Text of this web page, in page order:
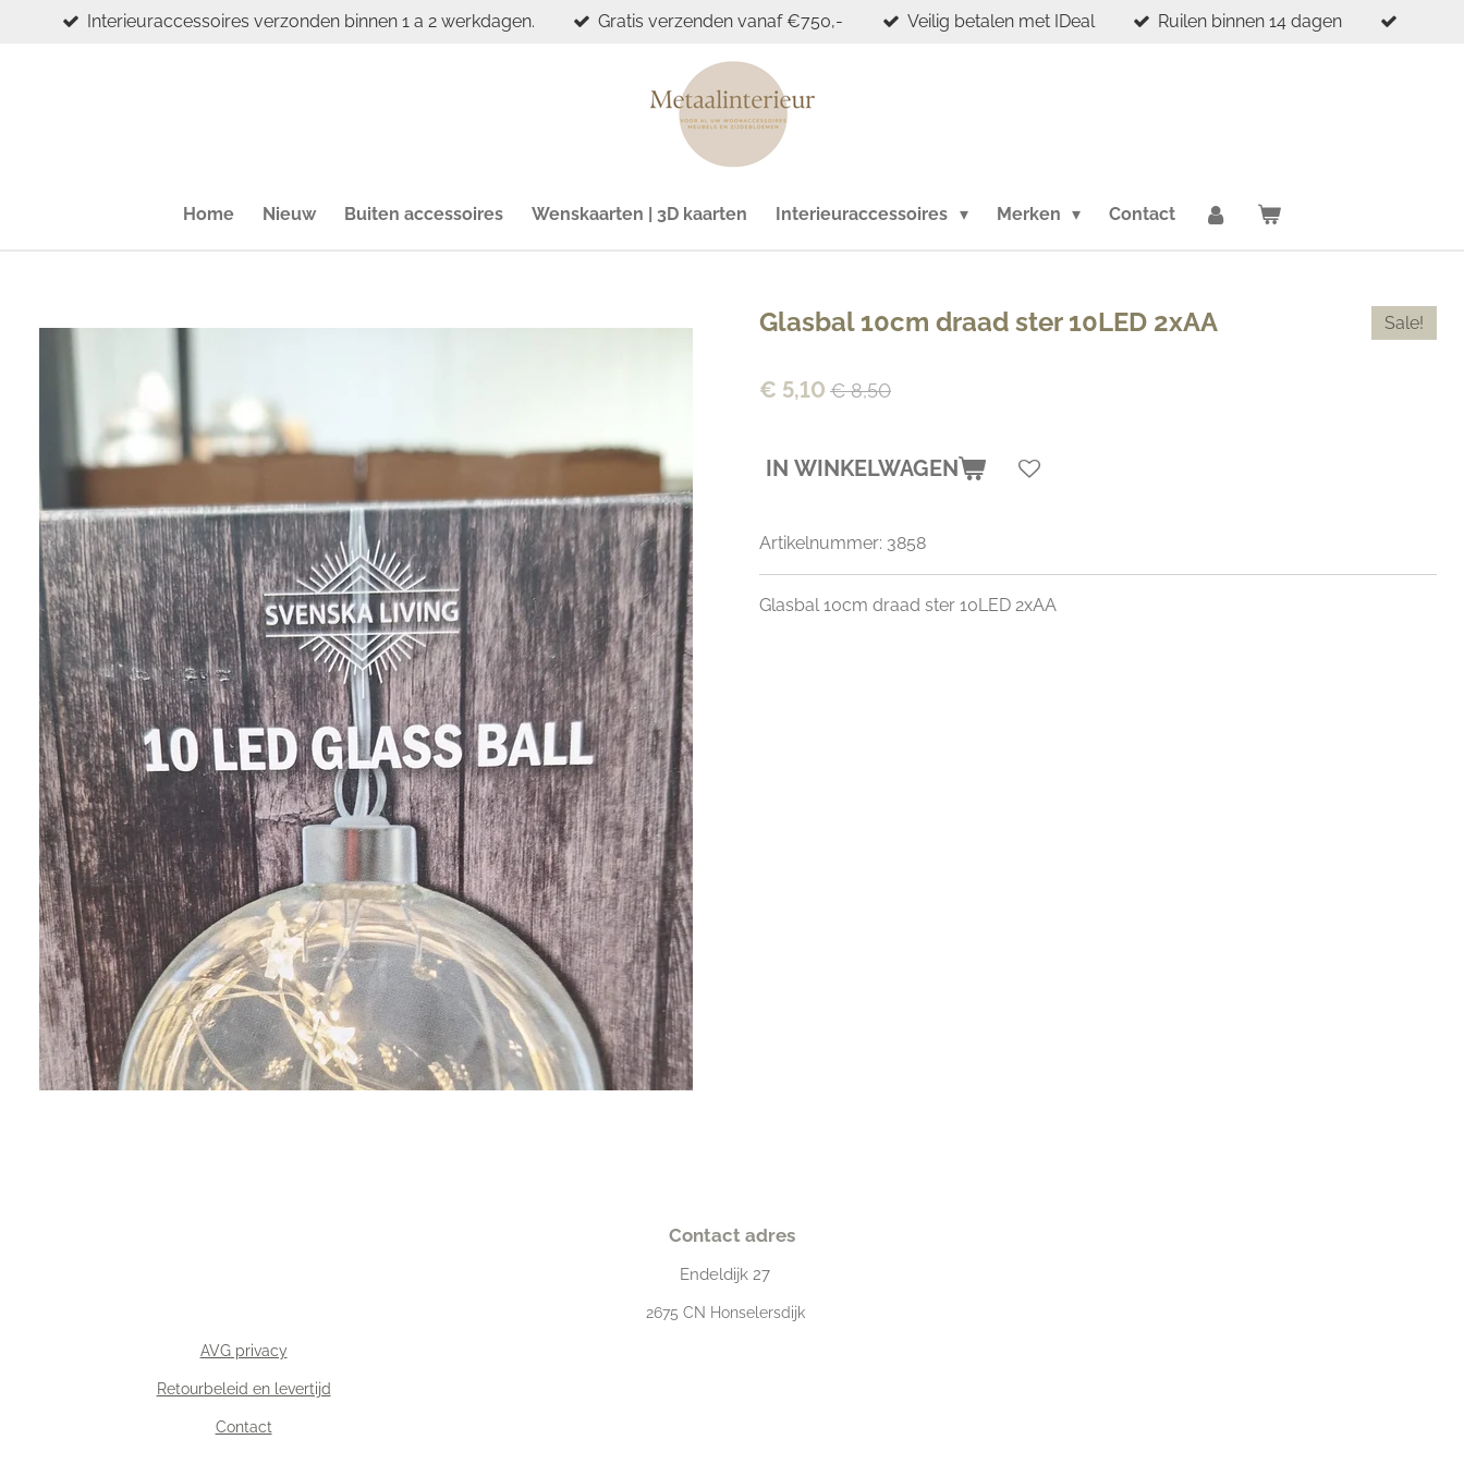
Interieuraccessoires verzonden binnen 1 a 2 werkdagen. Gratis verzenden vanaf €750,- Veilig betalen met IDeal Ruilen binnen 14 dagen
Home Nieuw Buiten accessoires Wenskaarten | 3D kaarten Interieuraccessoires Merken Contact
Glasbal 10cm draad ster 10LED 2xAA Sale!
€ 5,10 € 8,50
IN WINKELWAGEN
Artikelnummer: 3858
Glasbal 10cm draad ster 10LED 2xAA
Contact adres
Endeldijk 27
2675 CN Honselersdijk
AVG privacy
Retourbeleid en levertijd
Contact